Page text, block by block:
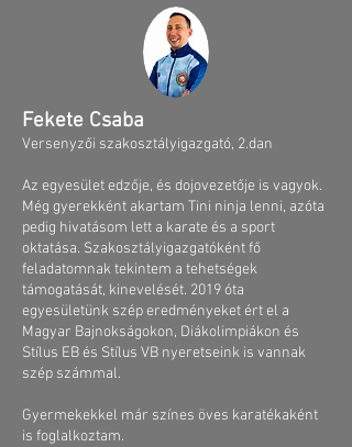
Fekete Csaba
Versenyzői szakosztályigazgató, 2.dan​
Az egyesület edzője, és dojovezetője is vagyok.
Még gyerekként akartam Tini ninja lenni, azóta
pedig hivatásom lett a karate és a sport
oktatása. Szakosztályigazgatóként fő
feladatomnak tekintem a tehetségek
támogatását, kinevelését. 2019 óta
egyesületünk szép eredményeket ért el a
Magyar Bajnokságokon, Diákolimpiákon és
Stílus EB és Stílus VB nyeretseink is vannak
szép számmal.
Gyermekekkel már színes öves karatékaként
is foglalkoztam.